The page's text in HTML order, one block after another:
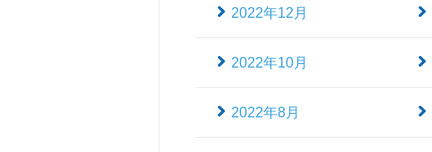
2022年12月
2022年10月
2022年8月